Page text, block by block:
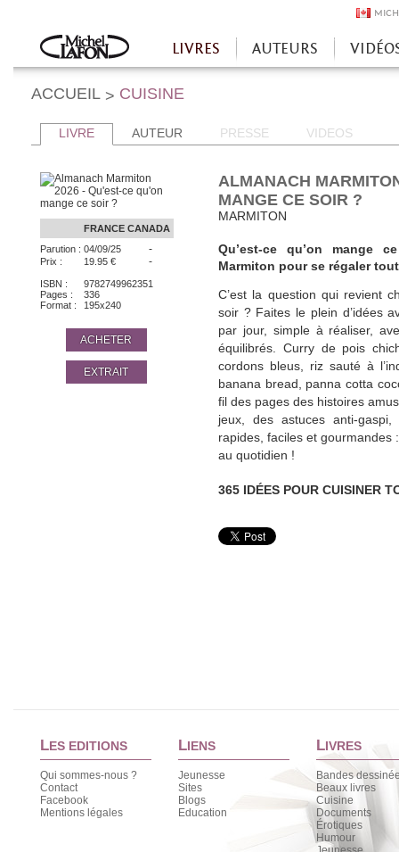
Accueil
LIVRES AUTEURS
ACCUEIL > CUISINE
LIVRE AUTEUR PRESSE VIDEOS
FRANCE CANADA
Parution : 04/09/25 -
Prix : 19.95 € -
ISBN :
9782749962351
Pages :
336
Format :
195x240
ACHETER
EXTRAIT
ALMANACH
MANGE CE SOIR ?
MARMITON
Qu’est-ce qu’on mange
Marmiton pour se régaler
C’est la question qui revient
soir ? Faites le plein d’idées
par jour, simple à réaliser,
équilibrés. Curry de pois
cordons bleus, riz sauté à
banana bread, panna cotta
fil des pages des histoires
jeux, des astuces anti-
rapides, faciles et gourmandes
au quotidien !
​365 IDÉES POUR CUISINER
LES EDITIONS
Qui sommes-nous ?
Contact
Facebook
Mentions légales
LIENS
Jeunesse
Sites
Blogs
Education
LIVRES
Bandes
Beaux livres
Cuisine
Documents
Érotiques
Humour